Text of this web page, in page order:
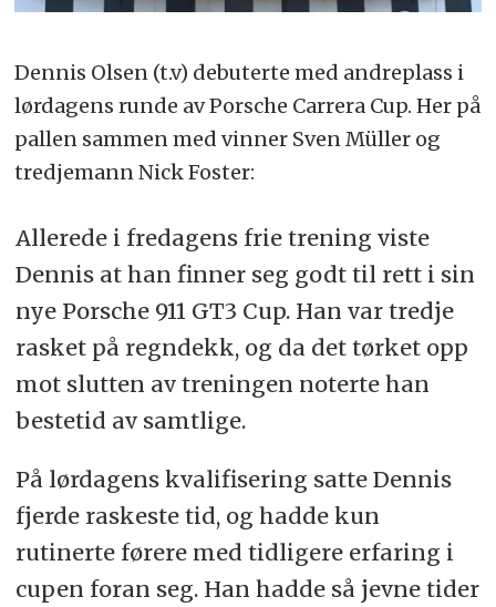
Dennis Olsen (t.v) debuterte med andreplass i
lørdagens runde av Porsche Carrera Cup. Her på
pallen sammen med vinner Sven Müller og
tredjemann Nick Foster:
Allerede i fredagens frie trening viste
Dennis at han finner seg godt til rett i sin
nye Porsche 911 GT3 Cup. Han var tredje
rasket på regndekk, og da det tørket opp
mot slutten av treningen noterte han
bestetid av samtlige.
På lørdagens kvalifisering satte Dennis
fjerde raskeste tid, og hadde kun
rutinerte førere med tidligere erfaring i
cupen foran seg. Han hadde så jevne tider